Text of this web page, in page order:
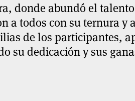
donde abundó el
a todos con su ternura
de los participantes,
su dedicación y sus